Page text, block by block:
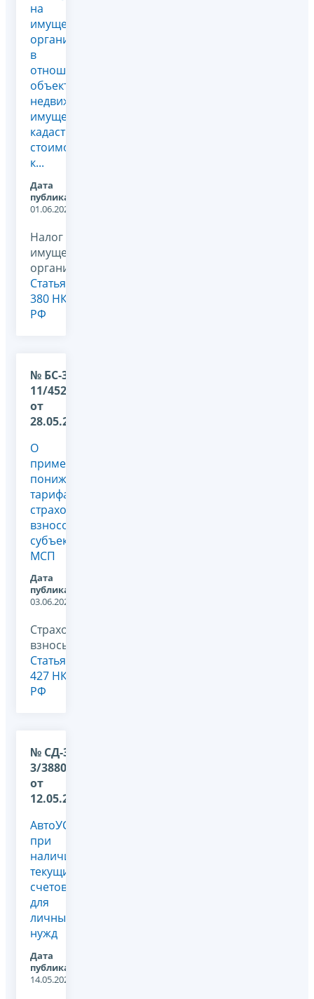
на
имущество
организаций
в
отношении
объектов
недвижимого
имущества,
кадастровая
стоимость
к...
Дата
публикации:
01.06.2026
Налог на
имущество
организаций,
Статья
380 НК
РФ
№ БС-36-
11/4527@
от
28.05.2026
О
применении
пониженного
тарифа
страховых
взносов
субъектами
МСП
Дата
публикации:
03.06.2026
Страховые
взносы,
Статья
427 НК
РФ
№ СД-36-
3/3880@
от
12.05.2026
АвтоУСН
при
наличии
текущих
счетов
для
личных
нужд
Дата
публикации:
14.05.2026